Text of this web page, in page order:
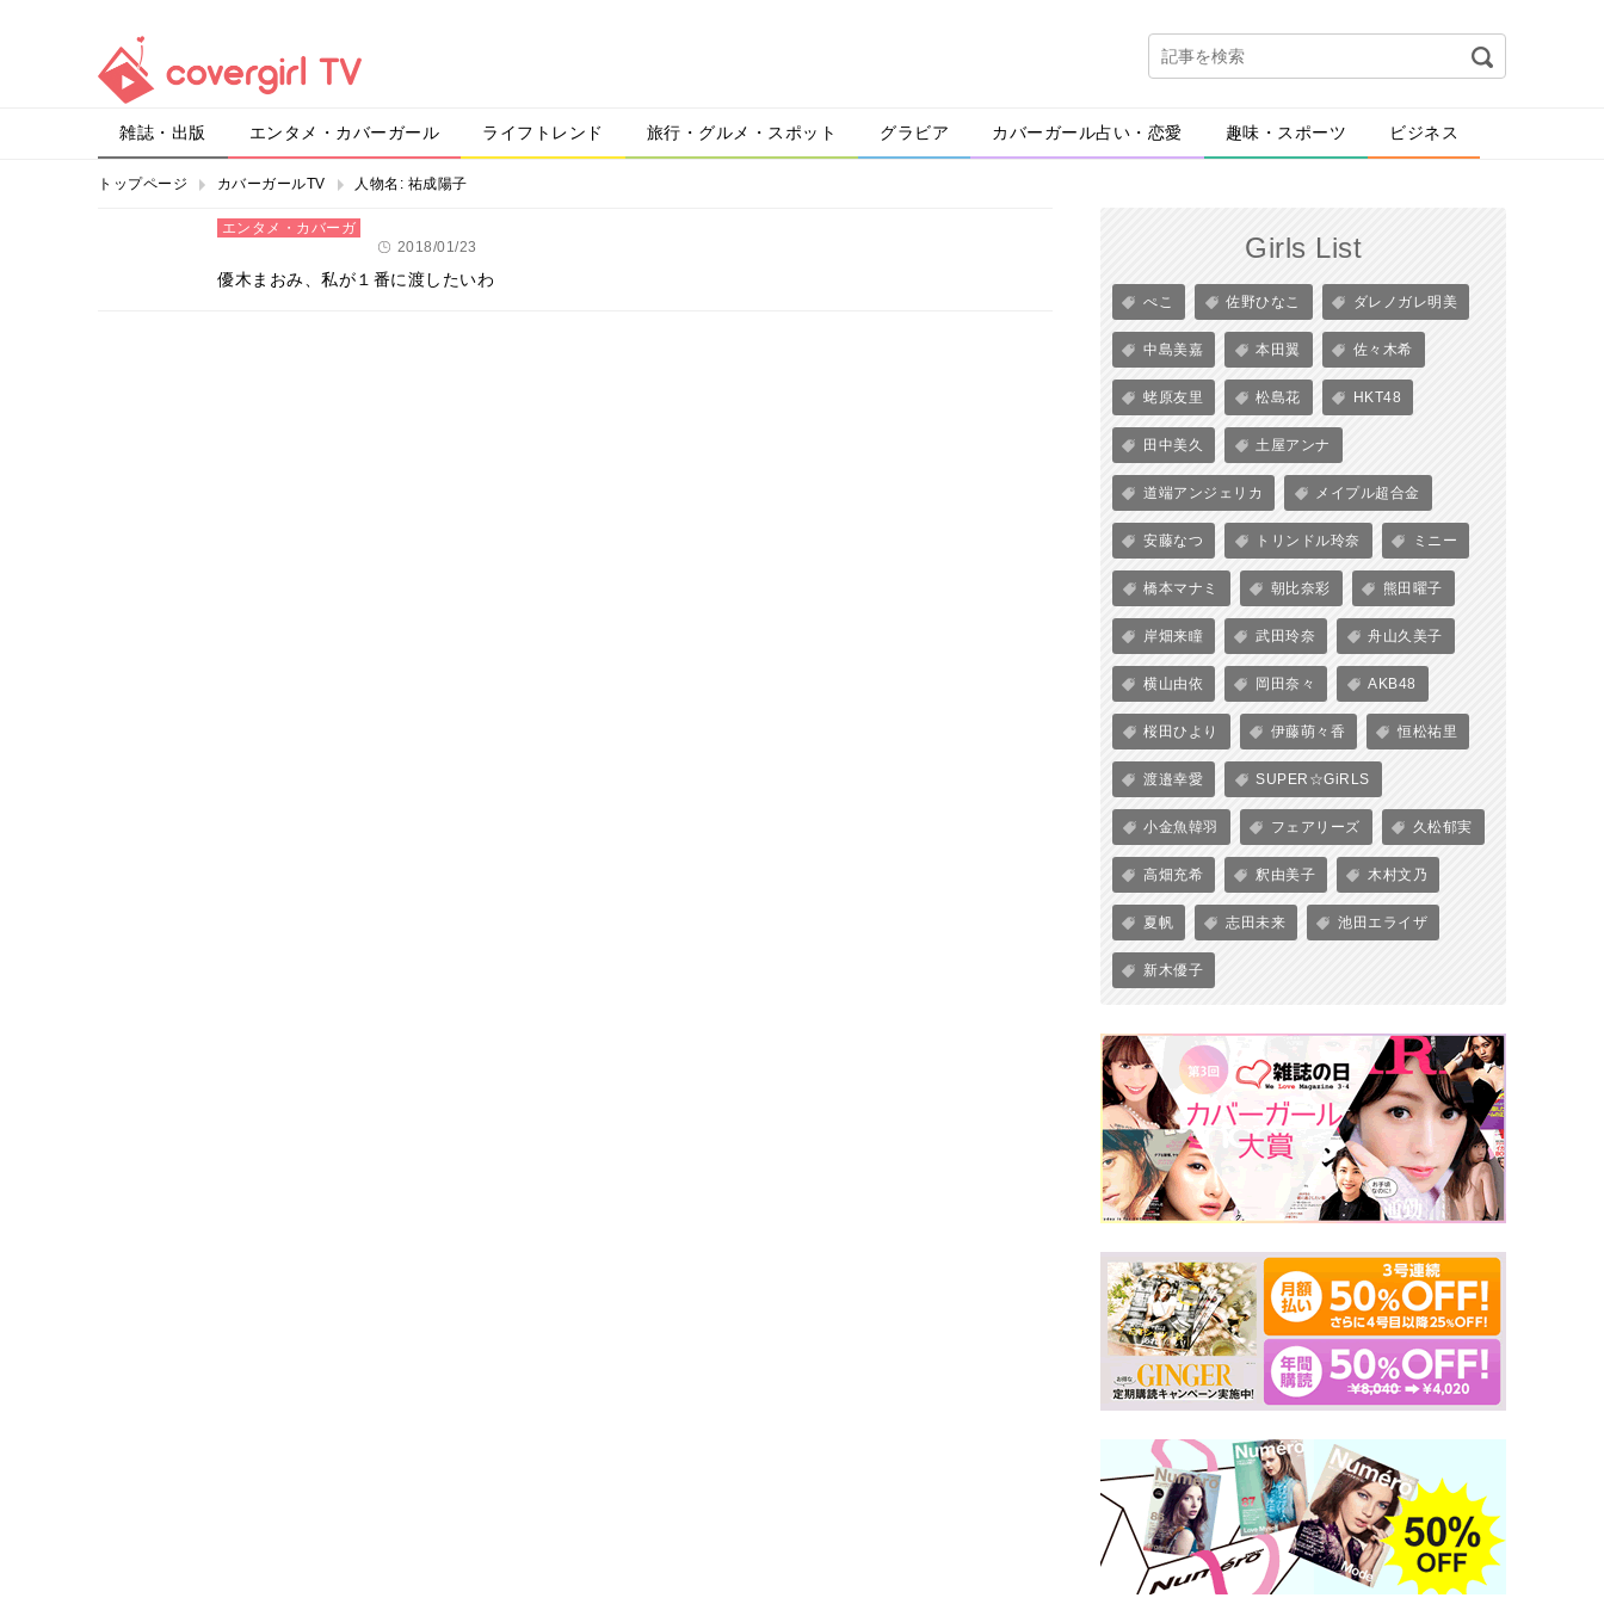
雑誌・出版 エンタメ・カバーガール ライフトレンド 旅行・グルメ・スポット グラビア カバーガール占い・恋愛 趣味・スポーツ ビジネス
トップページ カバーガールTV 人物名: 祐成陽子
エンタメ・カバーガ
2018/01/23
優木まおみ、私が１番に渡したいわ
Girls List
ぺこ 佐野ひなこ ダレノガレ明美
中島美嘉 本田翼 佐々木希
蛯原友里 松島花 HKT48
田中美久 土屋アンナ
道端アンジェリカ メイプル超合金
安藤なつ トリンドル玲奈 ミニー
橋本マナミ 朝比奈彩 熊田曜子
岸畑来瞳 武田玲奈 舟山久美子
横山由依 岡田奈々 AKB48
桜田ひより 伊藤萌々香 恒松祐里
渡邉幸愛 SUPER☆GiRLS
小金魚韓羽 フェアリーズ 久松郁実
高畑充希 釈由美子 木村文乃
夏帆 志田未来 池田エライザ
新木優子